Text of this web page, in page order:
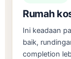
Rumah
Ini keadaan
baik,
completion